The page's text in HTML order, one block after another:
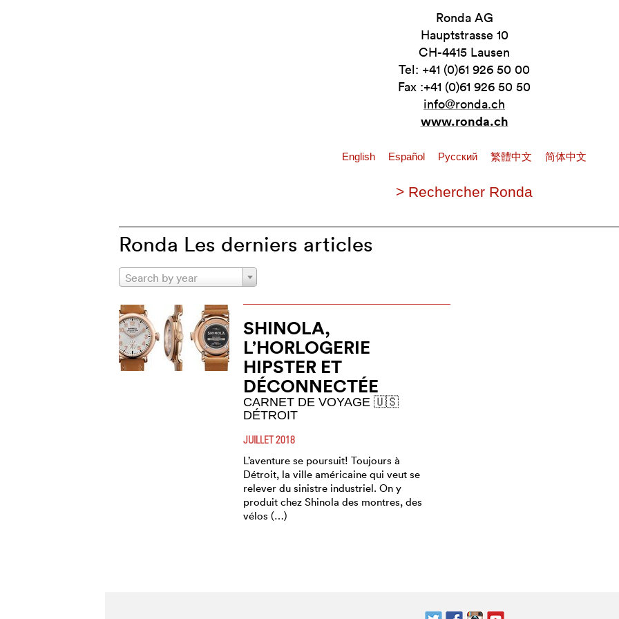
Ronda AG
Hauptstrasse 10
CH-4415 Lausen
Tel: +41 (0)61 926 50 00
Fax :+41 (0)61 926 50 50
info@ronda.ch
www.ronda.ch
English Español Pусский 繁體中文 简体中文
> Rechercher Ronda
Ronda Les derniers articles
Search by year
SHINOLA,
L’HORLOGERIE
HIPSTER ET
DÉCONNECTÉE
CARNET DE VOYAGE 🇺🇸
DÉTROIT
JUILLET 2018
L’aventure se poursuit! Toujours à
Détroit, la ville américaine qui veut se
relever du sinistre industriel. On y
produit chez Shinola des montres, des
vélos (…)